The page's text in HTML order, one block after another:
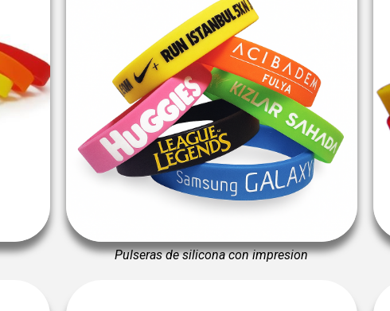
Pulseras de silicona con impresion